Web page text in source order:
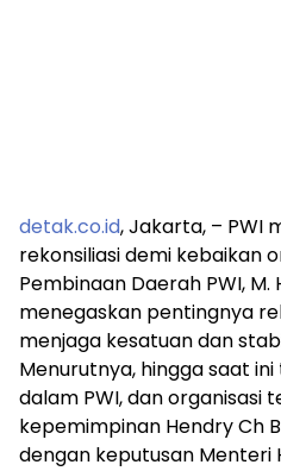
detak.co.id, Jakarta, – PWI
rekonsiliasi demi kebaikan
Pembinaan Daerah PWI, M.
menegaskan pentingnya
menjaga kesatuan dan
Menurutnya, hingga saat
dalam PWI, dan organisasi
kepemimpinan Hendry Ch
dengan keputusan Menteri